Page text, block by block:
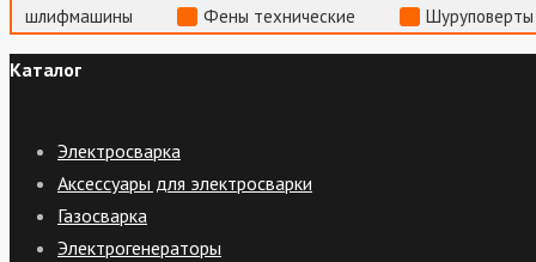
шлифмашины
Фены технические
Каталог
Электросварка
Аксессуары для электросварки
Газосварка
Электрогенераторы